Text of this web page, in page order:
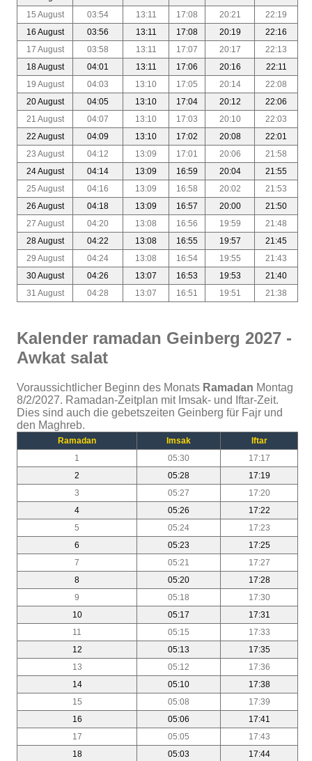
15 August
03:54 13:11 17:08 20:21
22:19
16 August
03:56 13:11 17:08 20:19
22:16
17 August
03:58 13:11 17:07 20:17
22:13
18 August
04:01 13:11 17:06 20:16
22:11
19 August
04:03 13:10 17:05 20:14
22:08
20 August
04:05 13:10 17:04 20:12
22:06
21 August
04:07 13:10 17:03 20:10
22:03
22 August
04:09 13:10 17:02 20:08
22:01
23 August
04:12 13:09 17:01 20:06
21:58
24 August
04:14 13:09 16:59 20:04
21:55
25 August
04:16 13:09 16:58 20:02
21:53
26 August
04:18 13:09 16:57 20:00
21:50
27 August
04:20 13:08 16:56 19:59
21:48
28 August
04:22 13:08 16:55 19:57
21:45
29 August
04:24 13:08 16:54 19:55
21:43
30 August
04:26 13:07 16:53 19:53
21:40
31 August
04:28 13:07 16:51 19:51 21:38
Kalender ramadan Geinberg 2027 -
Awkat salat
Voraussichtlicher Beginn des Monats Ramadan Montag
8/2/2027. Ramadan-Zeitplan mit Imsak- und Iftar-Zeit.
Dies sind auch die gebetszeiten Geinberg für Fajr und
den Maghreb.
Ramadan Imsak
Iftar
1
05:30
17:17
2
05:28
17:19
3
05:27
17:20
4
05:26
17:22
5
05:24
17:23
6
05:23
17:25
7
05:21
17:27
8
05:20
17:28
9
05:18
17:30
10
05:17
17:31
11
05:15
17:33
12
05:13
17:35
13
05:12
17:36
14
05:10
17:38
15
05:08
17:39
16
05:06
17:41
17
05:05
17:43
18
05:03
17:44